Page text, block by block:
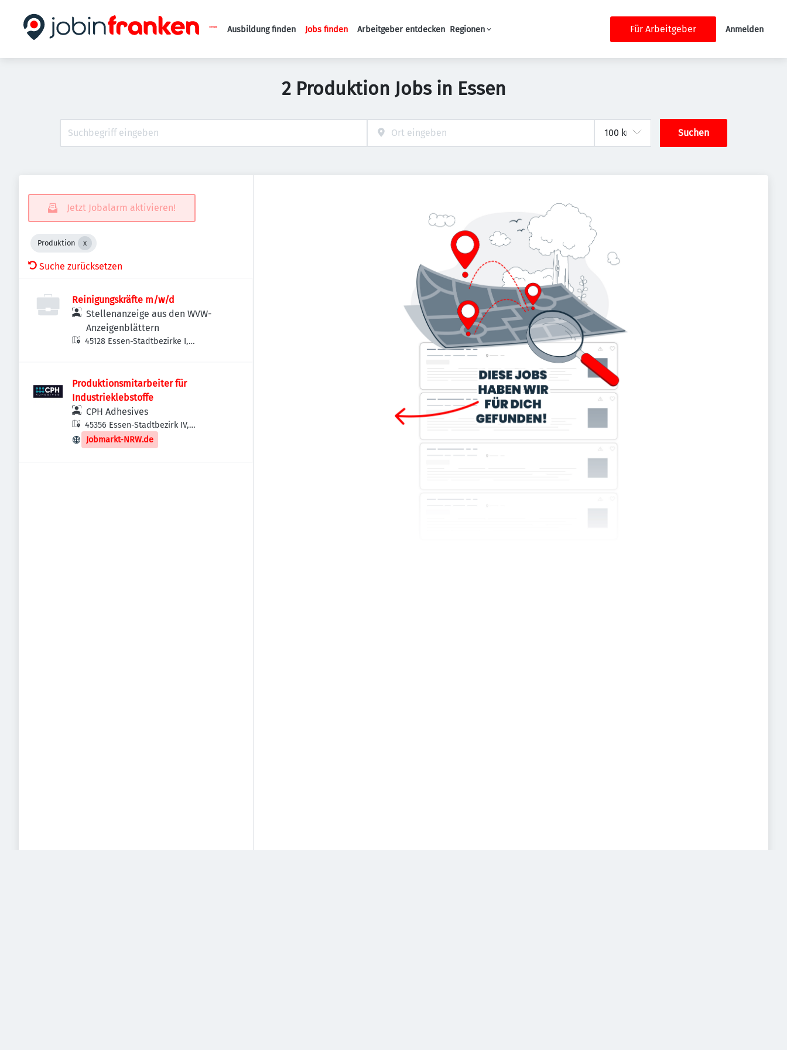
Haupt-Navigation
Ausbildung finden Jobs finden Arbeitgeber entdecken Regionen Für Arbeitgeber Anmelden
2 Produktion Jobs in Essen
Suchen
Jetzt Jobalarm aktivieren!
Produktion
Suche zurücksetzen
Reinigungskräfte m/w/d
Stellenanzeige aus den WVW-
Anzeigenblättern
45128 Essen-Stadtbezirke I,
Produktionsmitarbeiter für
Industrieklebstoffe
CPH Adhesives
45356 Essen-Stadtbezirk IV,
Deutschland
Jobmarkt-NRW.de